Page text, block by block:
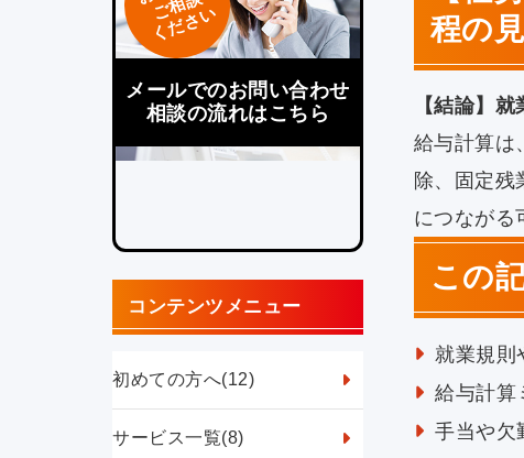
ください
メールでのお問い合わせ
相談の流れはこちら
コンテンツメニュー
初めての方へ(12)
サービス一覧(8)
程の
【結論】
給与計算は
除、固定
につながる
この
就業規則
給与計算
手当や欠